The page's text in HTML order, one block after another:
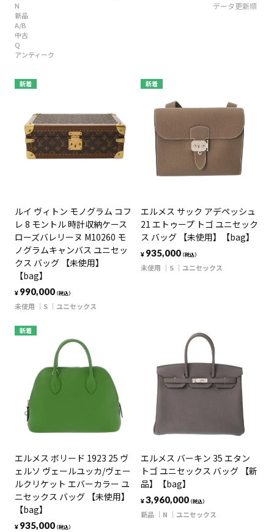
N
新品
A/B
中古
Q
アンティーク
データ更新順
新着
ルイ ヴィトン モノグラム コフ
レ 8 モントル 時計収納ケース
ローズバレリーヌ M10260 モ
ノグラムキャンバス ユニセッ
クス バッグ 【未使用】
【bag】
¥ 990,000（税込）
未使用 S ユニセックス
新着
エルメス サック アデペッシュ
21 エトゥープ トゴ ユニセック
ス バッグ 【未使用】【bag】
¥ 935,000（税込）
未使用 S ユニセックス
新着
エルメス ボリード 1923 25 ヴ
ェルソ ヴェールユッカ/ヴェー
ルクリケット エバーカラー ユ
ニセックス バッグ 【未使用】
【bag】
¥ 935,000（税込）
エルメス バーキン 35 エタン
トゴ ユニセックス バッグ 【新
品】【bag】
¥3,960,000（税込）
新品 N ユニセックス